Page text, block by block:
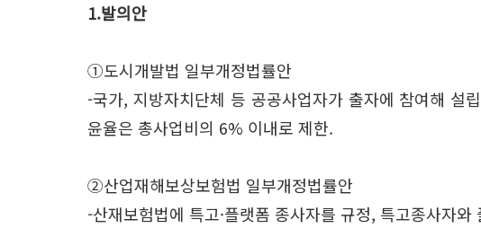
1.발의안
①도시개발법 일부개정법률안
-국가, 지방자치단체 등 공공사업자가 출자에 참여해 설
윤율은 총사업비의 6% 이내로 제한.
②산업재해보상보험법 일부개정법률안
-산재보험법에 특고·플랫폼 종사자를 규정, 특고종사자